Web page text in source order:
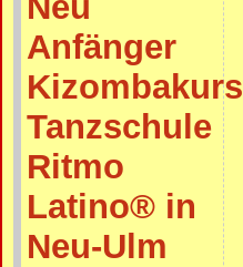
Anfänger
Kizombakurs
Tanzschule
Ritmo
Latino® in
Neu-Ulm